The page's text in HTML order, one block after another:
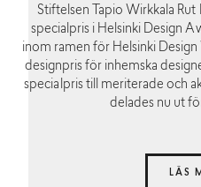
Stiftelsen Tapio Wirkkala
specialpris i Helsinki Design
inom ramen för Helsinki
designpris för inhemska
specialpris till meriterade och
delades nu ut
LÄS